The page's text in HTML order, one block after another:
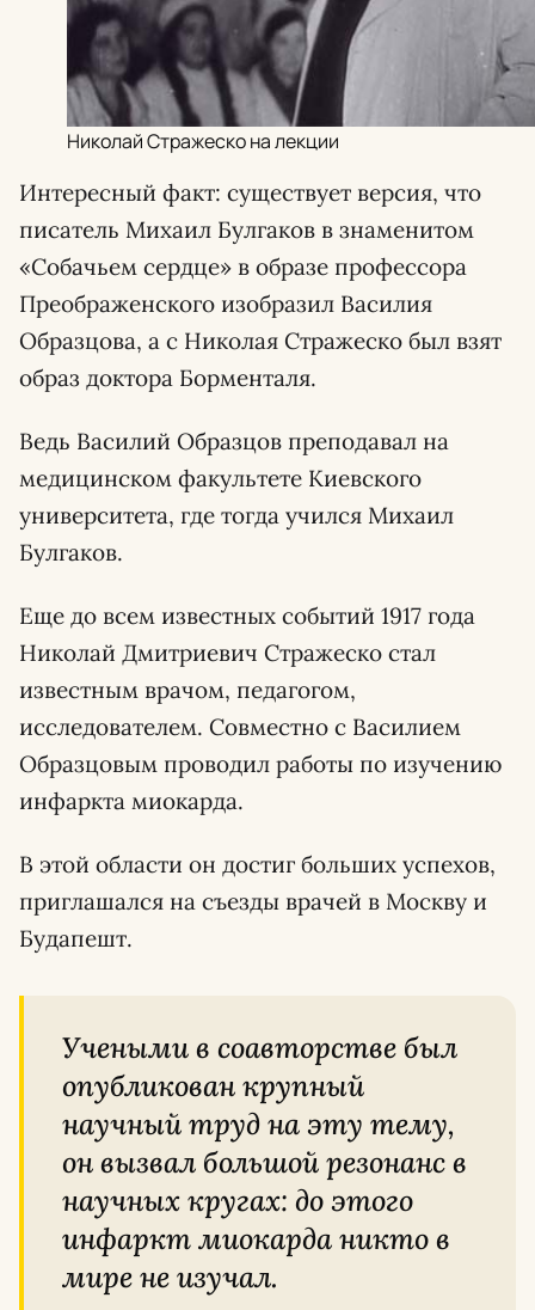
Николай Стражеско на лекции
Интересный факт: существует версия, что
писатель Михаил Булгаков в знаменитом
«Собачьем сердце» в образе профессора
Преображенского изобразил Василия
Образцова, а с Николая Стражеско был взят
образ доктора Борменталя.
Ведь Василий Образцов преподавал на
медицинском факультете Киевского
университета, где тогда учился Михаил
Булгаков.
Еще до всем известных событий 1917 года
Николай Дмитриевич Стражеско стал
известным врачом, педагогом,
исследователем. Совместно с Василием
Образцовым проводил работы по изучению
инфаркта миокарда.
В этой области он достиг больших успехов,
приглашался на съезды врачей в Москву и
Будапешт.
Учеными в соавторстве был
опубликован крупный
научный труд на эту тему,
он вызвал большой резонанс в
научных кругах: до этого
инфаркт миокарда никто в
мире не изучал.